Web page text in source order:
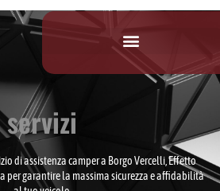
servizi
di assistenza camper a Borgo Vercelli, Effetto
per garantire la massima sicurezza e affidabilità